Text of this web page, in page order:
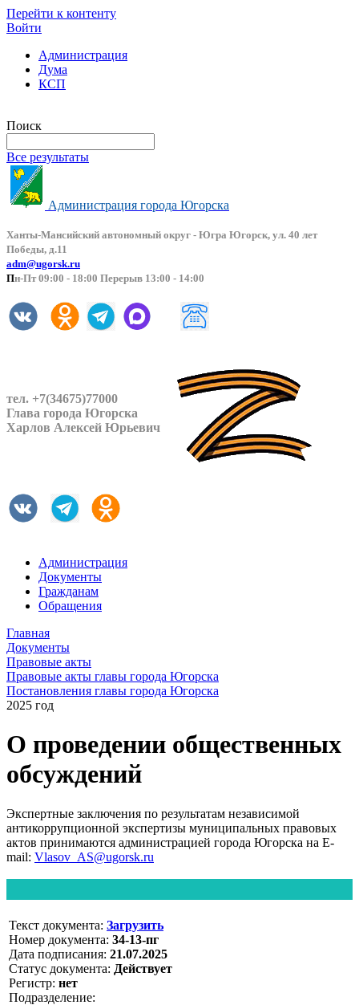
Перейти к контенту
Войти
Администрация
Дума
КСП
Поиск
Все результаты
Администрация города Югорска
Ханты-Мансийский автономный округ - Югра Югорск, ул. 40 лет
Победы, д.11
adm@ugorsk.ru
Пн-Пт 09:00 - 18:00 Перерыв 13:00 - 14:00
тел. +7(34675)77000
Глава города Югорска
Харлов Алексей Юрьевич
Администрация
Документы
Гражданам
Обращения
Главная
Документы
Правовые акты
Правовые акты главы города Югорска
Постановления главы города Югорска
2025 год
О проведении общественных
обсуждений
Экспертные заключения по результатам независимой
антикоррупционной экспертизы муниципальных правовых
актов принимаются администрацией города Югорска на E-
mail: Vlasov_AS@ugorsk.ru
Текст документа: Загрузить
Номер документа: 34-13-пг
Дата подписания: 21.07.2025
Статус документа: Действует
Регистр: нет
Подразделение: